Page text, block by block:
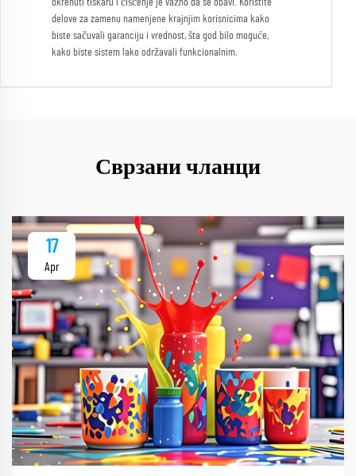
okrenuti tiskaru i čišćenje je važno da se obavi. Koristite
delove za zamenu namenjene krajnjim korisnicima kako
biste sačuvali garanciju i vrednost, šta god bilo moguće,
kako biste sistem lako održavali funkcionalnim.
Сврзани чланци
17
Apr